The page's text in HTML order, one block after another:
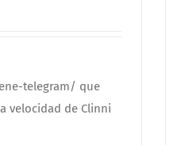
telegram/ que
velocidad de Clinni